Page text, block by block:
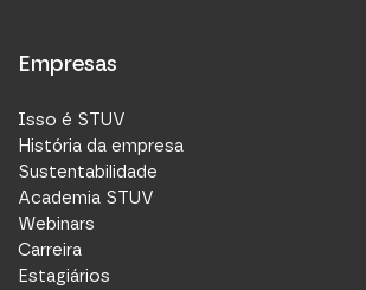
Niederlassung
STUV Middle East
Empresas
Isso é STUV
História da empresa
Sustentabilidade
Academia STUV
Webinars
Carreira
Estagiários